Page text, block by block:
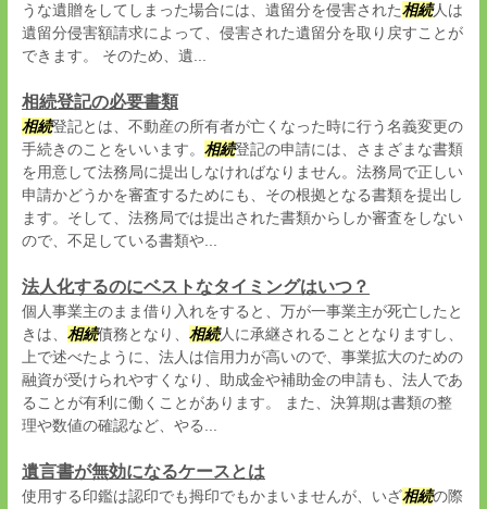
うな遺贈をしてしまった場合には、遺留分を侵害された相続人は
遺留分侵害額請求によって、侵害された遺留分を取り戻すことが
できます。 そのため、遺...
相続登記の必要書類
相続登記とは、不動産の所有者が亡くなった時に行う名義変更の
手続きのことをいいます。 相続登記の申請には、さまざまな書類
を用意して法務局に提出しなければなりません。法務局で正しい
申請かどうかを審査するためにも、その根拠となる書類を提出し
ます。そして、法務局では提出された書類からしか審査をしない
ので、不足している書類や...
法人化するのにベストなタイミングはいつ？
個人事業主のまま借り入れをすると、万が一事業主が死亡したと
きは、 相続債務となり、 相続人に承継されることとなりますし、
上で述べたように、法人は信用力が高いので、事業拡大のための
融資が受けられやすくなり、助成金や補助金の申請も、法人であ
ることが有利に働くことがあります。 また、決算期は書類の整
理や数値の確認など、やる...
遺言書が無効になるケースとは
使用する印鑑は認印でも拇印でもかまいませんが、いざ相続の際